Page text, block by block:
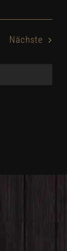
Nächste